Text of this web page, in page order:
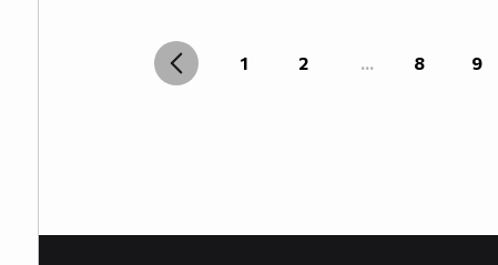
1 2 ... 8 9